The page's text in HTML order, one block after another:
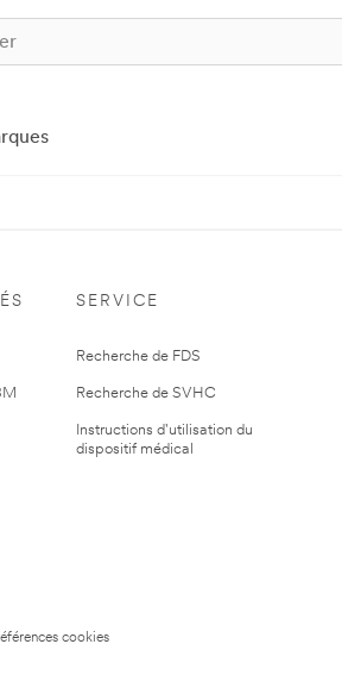
SERVICE
Recherche de FDS
Recherche de SVHC
Instructions d'utilisation du
dispositif médical
cookies